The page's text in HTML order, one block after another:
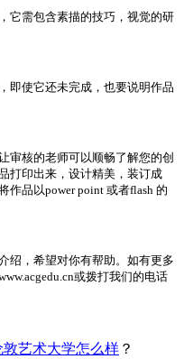
它需包含素描的技巧，视觉的研
即使它还未完成，也要说明作品
审核的老师可以顺畅了解您的创
打印出来，设计精美，装订成
作品以power point 或者flash 的
绍，希望对你有帮助。如有更多
或拨打我们的电话
敦艺术大学怎么样 ？